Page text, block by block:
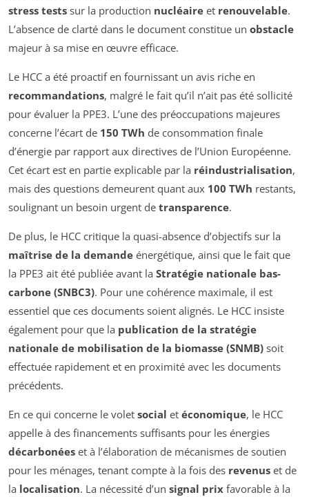
stress tests sur la production nucléaire et renouvelable.
L’absence de clarté dans le document constitue un obstacle
majeur à sa mise en œuvre efficace.
Le HCC a été proactif en fournissant un avis riche en
recommandations, malgré le fait qu’il n’ait pas été sollicité
pour évaluer la PPE3. L’une des préoccupations majeures
concerne l’écart de 150 TWh de consommation finale
d’énergie par rapport aux directives de l’Union Européenne.
Cet écart est en partie explicable par la réindustrialisation,
mais des questions demeurent quant aux 100 TWh restants,
soulignant un besoin urgent de transparence.
De plus, le HCC critique la quasi-absence d’objectifs sur la
maîtrise de la demande énergétique, ainsi que le fait que
la PPE3 ait été publiée avant la Stratégie nationale bas-
carbone (SNBC3). Pour une cohérence maximale, il est
essentiel que ces documents soient alignés. Le HCC insiste
également pour que la publication de la stratégie
nationale de mobilisation de la biomasse (SNMB) soit
effectuée rapidement et en proximité avec les documents
précédents.
En ce qui concerne le volet social et économique, le HCC
appelle à des financements suffisants pour les énergies
décarbonées et à l’élaboration de mécanismes de soutien
pour les ménages, tenant compte à la fois des revenus et de
la localisation. La nécessité d’un signal prix favorable à la